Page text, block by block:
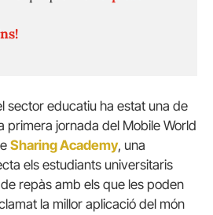
sector educatiu ha estat una de
primera jornada del Mobile World
Sharing Academy, una
els estudiants universitaris
repàs amb els que les poden
la millor aplicació del món